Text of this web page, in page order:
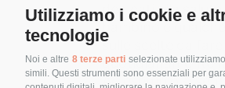
Utilizziamo i cookie e
tecnologie
Noi e altre 8 terze parti selezionate
simili. Questi strumenti sono essenziali per
dedicati alla
sulle scelte da fare
quotidianamente
Ad esempio si